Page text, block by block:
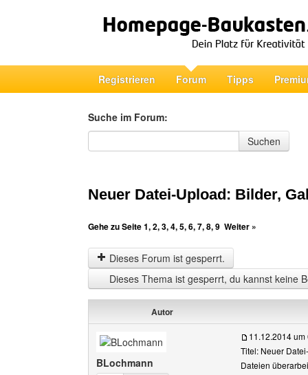
Registrieren Forum Tipps
Suche im Forum:
Suche im Forum
Suchen
Neuer Datei-Upload: Bilder,
Gehe zu Seite1,2,3,4,5,6,7,8,9 Weiter »
Dieses Forum ist gesperrt.
Dieses Thema ist gesperrt, du kannst keine
Autor
BLochmann
11.12.2014 um
Titel: Neuer
Dateien